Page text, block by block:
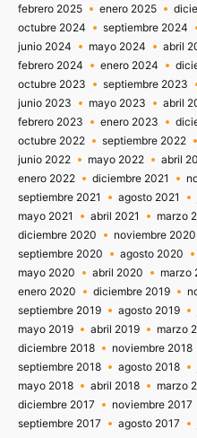
febrero 2025
enero 2025
octubre 2024
septiembre 2024
junio 2024
mayo 2024 abril
febrero 2024
enero 2024
octubre 2023
septiembre 2023
junio 2023
mayo 2023 abril
febrero 2023
enero 2023
octubre 2022
septiembre 2022
junio 2022
mayo 2022 abril
enero 2022
diciembre 2021
septiembre 2021
agosto 2021
mayo 2021
abril 2021 marzo
diciembre 2020
noviembre 2020
septiembre 2020
agosto 2020
mayo 2020
abril 2020 marzo
enero 2020
diciembre 2019
septiembre 2019
agosto 2019
mayo 2019
abril 2019 marzo
diciembre 2018
noviembre 2018
septiembre 2018
agosto 2018
mayo 2018
abril 2018 marzo
diciembre 2017
noviembre 2017
septiembre 2017
agosto 2017